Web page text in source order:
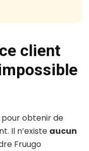
client
obtenir de
Il n’existe aucun
Fruugo